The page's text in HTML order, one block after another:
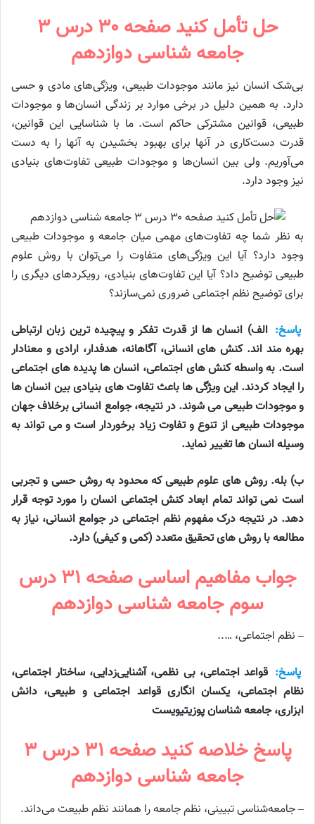
حل تأمل کنید صفحه ۳۰ درس ۳
جامعه شناسی دوازدهم
بی‌شک انسان نیز مانند موجودات طبیعی، ویژگی‌های مادی و حسی
دارد. به همین دلیل در برخی موارد بر زندگی انسان‌ها و موجودات
طبیعی، قوانین مشترکی حاکم است. ما با شناسایی این قوانین،
قدرت دست‌کاری در آنها برای بهبود بخشیدن به آنها را به دست
می‌آوریم. ولی بین انسان‌ها و موجودات طبیعی تفاوت‌های بنیادی
نیز وجود دارد.
به‌ نظر شما چه تفاوت‌های مهمی میان جامعه و موجودات طبیعی
وجود دارد؟ آیا این ویژگی‌های متفاوت را می‌توان با روش علوم
طبیعی توضیح داد؟ آیا این تفاوت‌های بنیادی، رویکردهای دیگری را
برای توضیح نظم اجتماعی ضروری نمی‌سازند؟
پاسخ: الف) انسان ها از قدرت تفکر و پیچیده ترین زبان ارتباطی
بهره مند اند. کنش های انسانی، آگاهانه، هدفدار، ارادی و معنادار
است. به واسطه کنش های اجتماعی، انسان ها پدیده های اجتماعی
را ایجاد کردند. این ویژگی ها باعث تفاوت های بنیادی بین انسان ها
و موجودات طبیعی می شوند. در نتیجه، جوامع انسانی برخلاف جهان
موجودات طبیعی از تنوع و تفاوت زیاد برخوردار است و می تواند به
وسیله انسان ها تغییر نماید.
ب) بله. روش های علوم طبیعی که محدود به روش حسی و تجربی
است نمی تواند تمام ابعاد کنش اجتماعی انسان را مورد توجه قرار
دهد. در نتیجه درک مفهوم نظم اجتماعی در جوامع انسانی، نیاز به
مطالعه با روش های تحقیق متعدد (کمی و کیفی) دارد.
جواب مفاهیم اساسی صفحه ۳۱ درس
سوم جامعه شناسی دوازدهم
– نظم اجتماعی، …..
پاسخ: قواعد اجتماعی، بی نظمی، آشنایی‌زدایی، ساختار اجتماعی،
نظام اجتماعی، یکسان انگاری قواعد اجتماعی و طبیعی، دانش
ابزاری، جامعه شناسان پوزیتیویست
پاسخ خلاصه کنید صفحه ۳‍‍‍۱ درس ۳
جامعه شناسی دوازدهم
– جامعه‌شناسی تبیینی، نظم جامعه را همانند نظم طبیعت می‌داند.